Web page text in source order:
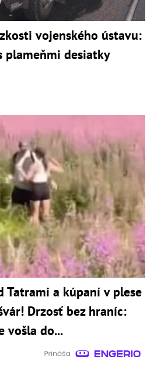
vojenského ústavu:
plameňmi desiatky
Tatrami a kúpaní v plese
Drzosť bez hraníc:
vošla do...